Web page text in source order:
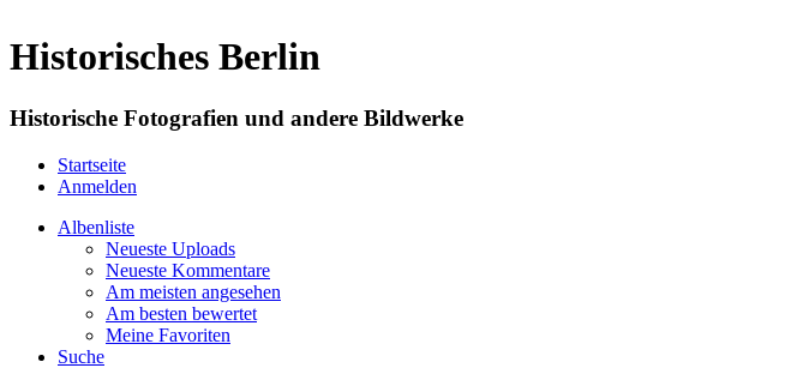
Historisches Berlin
Historische Fotografien und andere Bildwerke
Startseite
Anmelden
Albenliste
Neueste Uploads
Neueste Kommentare
Am meisten angesehen
Am besten bewertet
Meine Favoriten
Suche